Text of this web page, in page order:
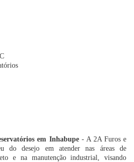
em Inhabupe- A 2A Furos e
do desejo em atender nas áreas de
e na manutenção industrial, visando